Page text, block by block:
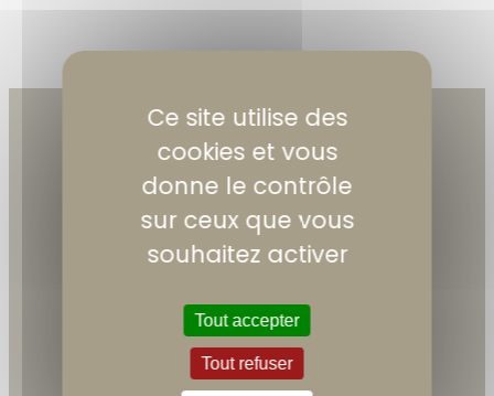
MAIRIE DE SAINT-JUST-MALMONT
2 Place Marie-Louise Deguillaume
(30 Route du Fau pendant les travaux)
43240 Saint-Just-Malmont
Ce site utilise des
cookies et vous
donne le contrôle
sur ceux que vous
souhaitez activer
Tout accepter
Tout refuser